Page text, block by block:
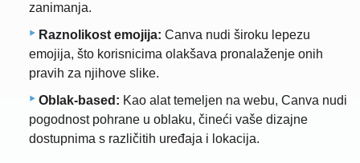
zanimanja.
Raznolikost emojija: Canva nudi široku lepezu
emojija, što korisnicima olakšava pronalaženje onih
pravih za njihove slike.
Oblak-based: Kao alat temeljen na webu, Canva nudi
pogodnost pohrane u oblaku, čineći vaše dizajne
dostupnima s različitih uređaja i lokacija.